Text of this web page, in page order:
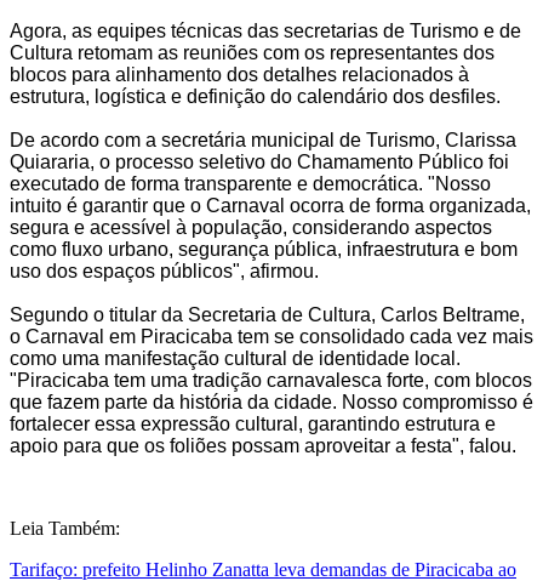
Agora, as equipes técnicas das secretarias de Turismo e de
Cultura retomam as reuniões com os representantes dos
blocos para alinhamento dos detalhes relacionados à
estrutura, logística e definição do calendário dos desfiles.
De acordo com a secretária municipal de Turismo, Clarissa
Quiararia, o processo seletivo do Chamamento Público foi
executado de forma transparente e democrática. "Nosso
intuito é garantir que o Carnaval ocorra de forma organizada,
segura e acessível à população, considerando aspectos
como fluxo urbano, segurança pública, infraestrutura e bom
uso dos espaços públicos", afirmou.
Segundo o titular da Secretaria de Cultura, Carlos Beltrame,
o Carnaval em Piracicaba tem se consolidado cada vez mais
como uma manifestação cultural de identidade local.
"Piracicaba tem uma tradição carnavalesca forte, com blocos
que fazem parte da história da cidade. Nosso compromisso é
fortalecer essa expressão cultural, garantindo estrutura e
apoio para que os foliões possam aproveitar a festa", falou.
Leia Também:
Tarifaço: prefeito Helinho Zanatta leva demandas de Piracicaba ao